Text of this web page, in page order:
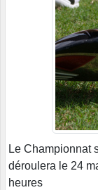
Le Championnat
déroulera le 24
heures